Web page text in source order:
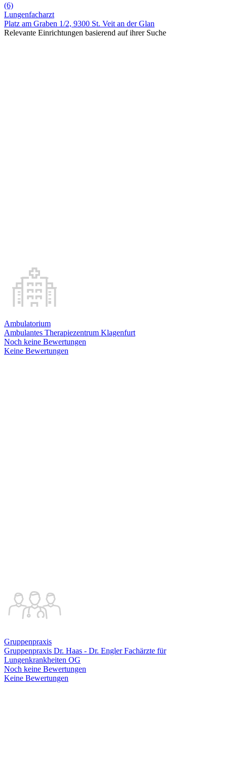
(6)
Lungenfacharzt
Platz am Graben 1/2, 9300 St. Veit an der Glan
Relevante Einrichtungen basierend auf ihrer Suche
Ambulatorium
Ambulantes Therapiezentrum Klagenfurt
Noch keine Bewertungen
Keine Bewertungen
Gruppenpraxis
Gruppenpraxis Dr. Haas - Dr. Engler Fachärzte für
Lungenkrankheiten OG
Noch keine Bewertungen
Keine Bewertungen